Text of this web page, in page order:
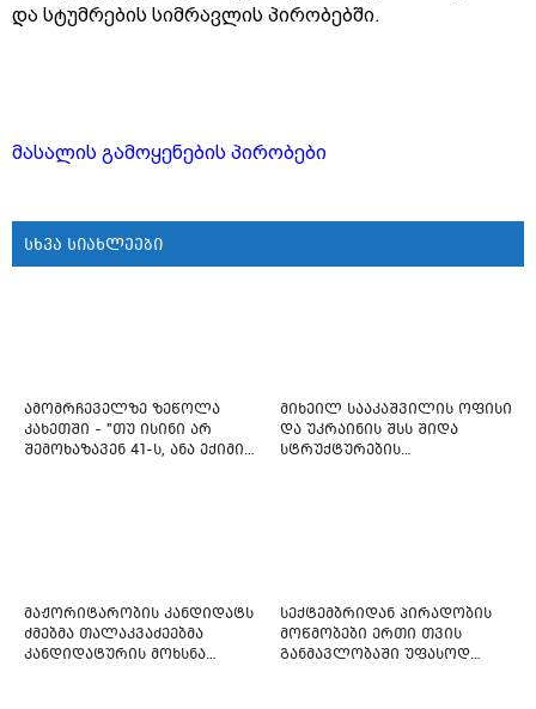
და სტუმრების სიმრავლის პირობებში.
მასალის გამოყენების პირობები
სხვა სიახლეები
ამომრჩეველზე ზეწოლა
კახეთში - "თუ ისინი არ
შემოხაზავენ 41-ს, ანა ექიმის
მიხეილ სააკაშვილის ოფისი
და უკრაინის შსს შიდა
სტრუქტურების
მაჟორიტარობის კანდიდატს
ძმებმა თალაკვაძეებმა
კანდიდატურის მოხსნა
სექტემბრიდან პირადობის
მოწმობები ერთი თვის
განმავლობაში უფასოდ